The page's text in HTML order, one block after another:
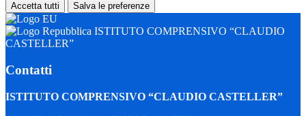
Accetta tutti Salva le preferenze
ISTITUTO COMPRENSIVO “CLAUDIO
CASTELLER”
Contatti
ISTITUTO COMPRENSIVO “CLAUDIO CASTELLER”